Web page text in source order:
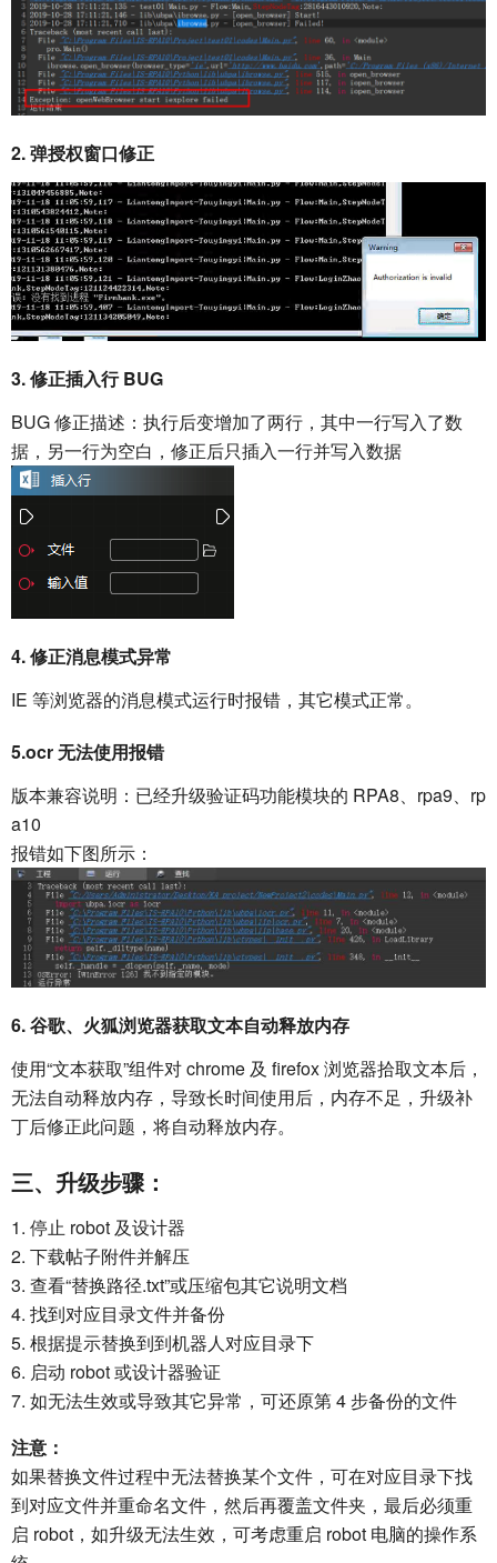
2. 弹授权窗口修正
3. 修正插入行 BUG
BUG 修正描述：执行后变增加了两行，其中一行写入了数
据，另一行为空白，修正后只插入一行并写入数据
4. 修正消息模式异常
IE 等浏览器的消息模式运行时报错，其它模式正常。
5.ocr 无法使用报错
版本兼容说明：已经升级验证码功能模块的 RPA8、rpa9、rp
a10
报错如下图所示：
6. 谷歌、火狐浏览器获取文本自动释放内存
使用“文本获取”组件对 chrome 及 firefox 浏览器拾取文本后，
无法自动释放内存，导致长时间使用后，内存不足，升级补
丁后修正此问题，将自动释放内存。
三、升级步骤：
1. 停止 robot 及设计器
2. 下载帖子附件并解压
3. 查看“替换路径.txt”或压缩包其它说明文档
4. 找到对应目录文件并备份
5. 根据提示替换到到机器人对应目录下
6. 启动 robot 或设计器验证
7. 如无法生效或导致其它异常，可还原第 4 步备份的文件
注意：
如果替换文件过程中无法替换某个文件，可在对应目录下找
到对应文件并重命名文件，然后再覆盖文件夹，最后必须重
启 robot，如升级无法生效，可考虑重启 robot 电脑的操作系